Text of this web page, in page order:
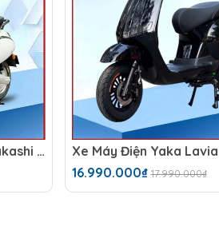
Xe Máy Điện DV Motor Takashi NozaX (60V-23A) 5 Bình
16.990.000₫ 17.990.000₫